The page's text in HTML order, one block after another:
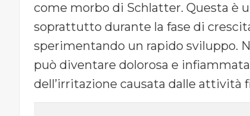
come morbo di Schlatter. Questa è
soprattutto durante la fase di
sperimentando un rapido sviluppo.
può diventare dolorosa e
dell’irritazione causata dalle attività